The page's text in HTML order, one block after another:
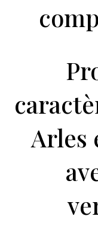
Arles